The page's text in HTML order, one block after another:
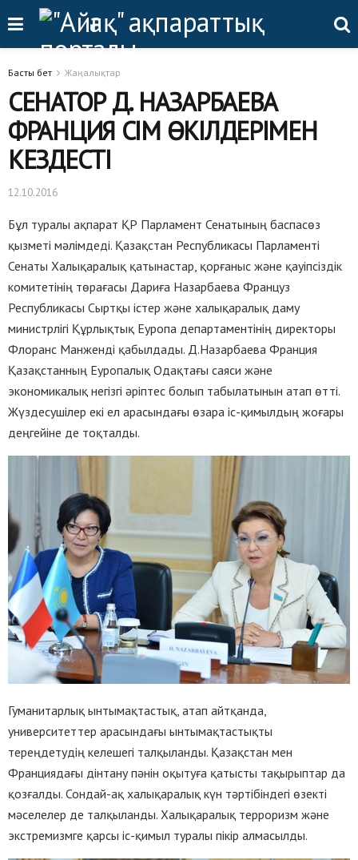
Басты бет Жаңалықтар
СЕНАТОР Д. НАЗАРБАЕВА
ФРАНЦИЯ СІМ ӨКІЛДЕРІМЕН
КЕЗДЕСТІ
12.10.2016
Бұл туралы ақпарат ҚР Парламент Сенатының баспасөз
қызметі мәлімдеді. Қазақстан Республикасы Парламенті
Сенаты Халықаралық қатынастар, қорғаныс және қауіпсіздік
комитетінің төрағасы Дариға Назарбаева Француз
Республикасы Сыртқы істер және халықаралық даму
министрлігі Құрлықтық Еуропа департаментінің директоры
Флоранс Манженді қабылдады. Д.Назарбаева Франция
Қазақстанның Еуропалық Одақтағы саяси және
экономикалық негізгі әріптес болып табылатынын атап өтті.
Жүздесушілер екі ел арасындағы өзара іс-қимылдың жоғары
деңгейіне де тоқталды.
Гуманитарлық ынтымақтастық, атап айтқанда,
университеттер арасындағы ынтымақтастықты
тереңдетудің келешегі талқыланды. Қазақстан мен
Франциядағы дінтану пәнін оқытуға қатысты тақырыптар да
қозғалды. Сондай-ақ халықаралық күн тәртібіндегі өзекті
мәселелер де талқыланды. Халықаралық терроризм және
экстремизмге қарсы іс-қимыл туралы пікір алмасылды.